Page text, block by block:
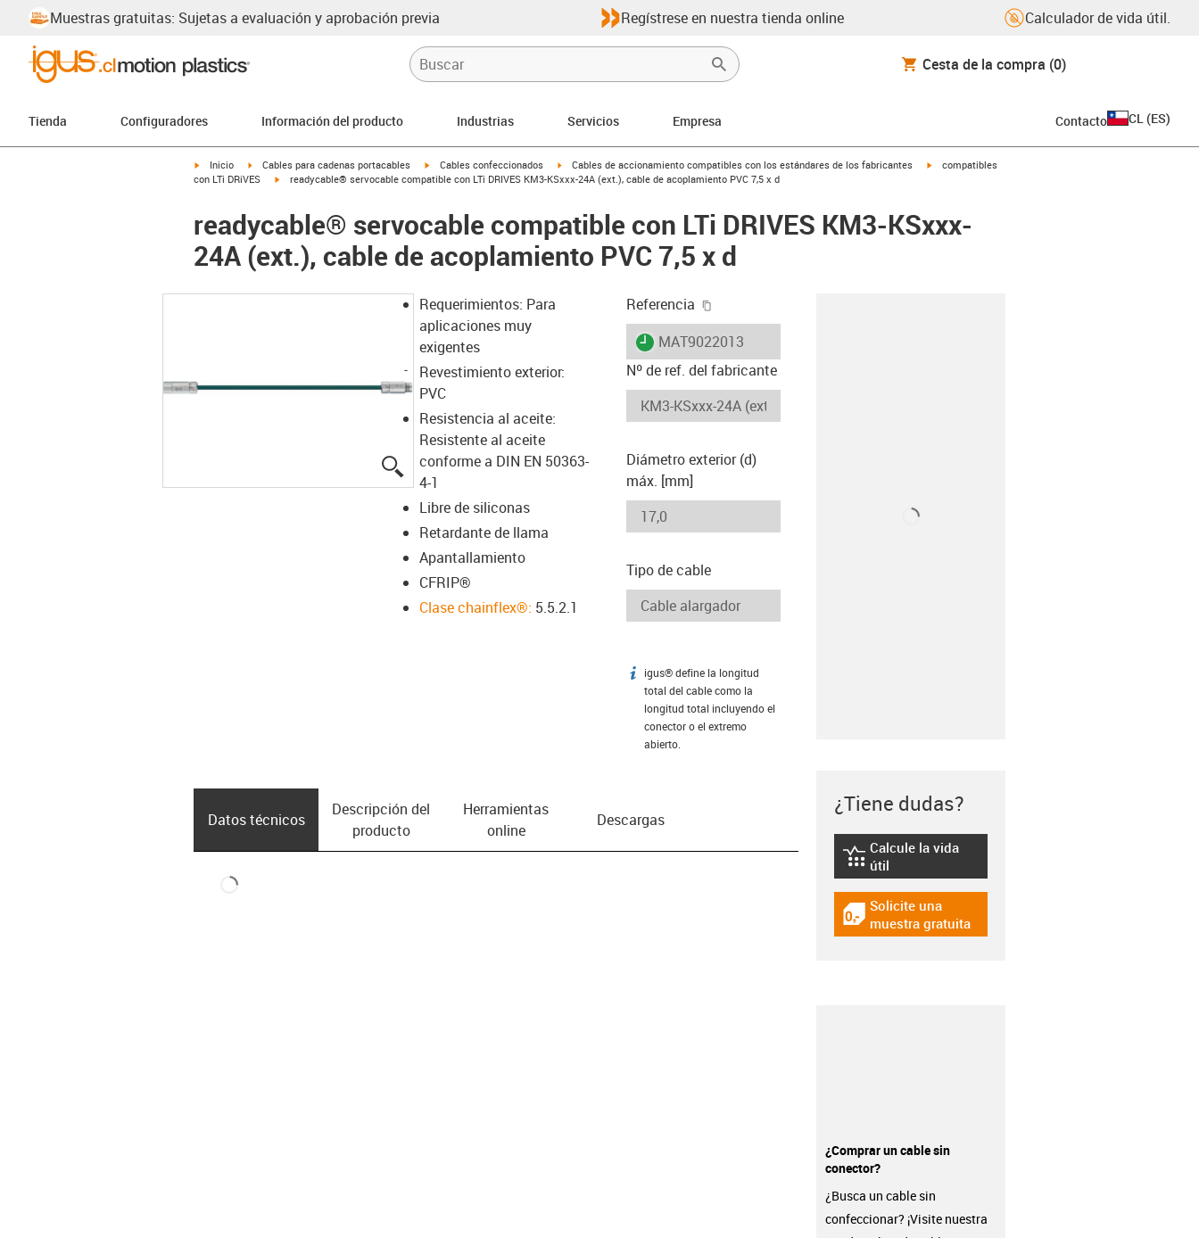
Muestras gratuitas: Sujetas a evaluación y aprobación previa Regístrese en nuestra tienda online Calculador de vida útil.
Cesta de la compra (0)
Tienda Configuradores Información del producto Industrias Servicios Empresa Contacto CL (ES)
igus-icon-arrow-right
Inicio igus-icon-arrow-right
Cables para cadenas portacables igus-icon-arrow-right
Cables confeccionados igus-icon-arrow-right
Cables de accionamiento compatibles con los estándares de los fabricantes igus-icon-arrow-right
compatibles
con LTi DRiVES
igus-icon-arrow-right
readycable® servocable compatible con LTi DRIVES KM3-KSxxx-24A (ext.), cable de acoplamiento PVC 7,5 x d
readycable® servocable compatible con LTi DRIVES KM3-KSxxx-
24A (ext.), cable de acoplamiento PVC 7,5 x d
igus-icon-lupe
Requerimientos: Para
aplicaciones muy
exigentes
Revestimiento exterior:
PVC
Resistencia al aceite:
Resistente al aceite
conforme a DIN EN 50363-
4-1
Libre de siliconas
Retardante de llama
Apantallamiento
CFRIP®
Clase chainflex®: 5.5.2.1
Referencia
igus-icon-lieferzeit
MAT9022013
Nº de ref. del fabricante
Diámetro exterior (d)
máx. [mm]
Tipo de cable
igus-icon-info
igus® define la longitud
total del cable como la
longitud total incluyendo el
conector o el extremo
abierto.
Datos técnicos
Descripción del
producto
Herramientas
online
Descargas
¿Tiene dudas?
igus-icon-lebensdauerrechner
Calcule la vida
útil
igus-icon-gratismuster
Solicite una
muestra gratuita
¿Comprar un cable sin
conector?
¿Busca un cable sin
confeccionar? ¡Visite nuestra